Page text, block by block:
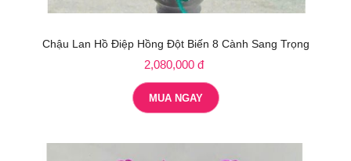
Chậu Lan Hồ Điệp Hồng Đột Biến 8 Cành Sang Trọng
2,080,000 đ
MUA NGAY